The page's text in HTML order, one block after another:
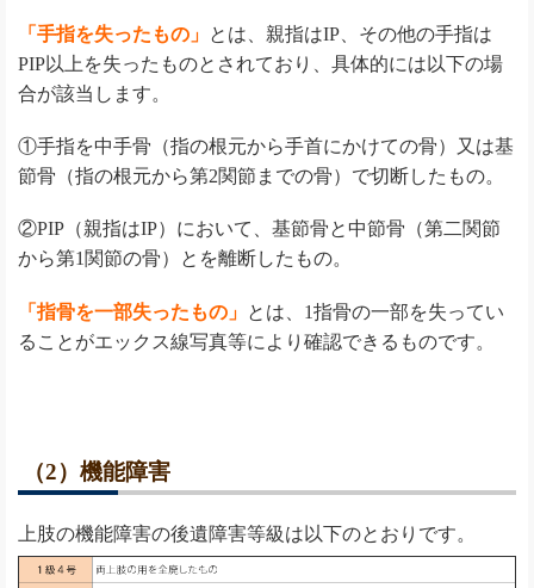
「手指を失ったもの」 とは、親指はIP、その他の手指は
PIP以上を失ったものとされており、具体的には以下の場
合が該当します。
①手指を中手骨（指の根元から手首にかけての骨）又は基
節骨（指の根元から第2関節までの骨）で切断したもの。
②PIP（親指はIP）において、基節骨と中節骨（第二関節
から第1関節の骨）とを離断したもの。
「指骨を一部失ったもの」 とは、1指骨の一部を失ってい
ることがエックス線写真等により確認できるものです。
（2）機能障害
上肢の機能障害の後遺障害等級は以下のとおりです。